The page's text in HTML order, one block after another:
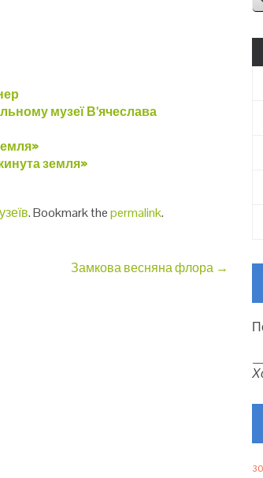
музеї В’ячеслава
земля»
. Bookmark thepermalink.
Замкова весняна флора →
—